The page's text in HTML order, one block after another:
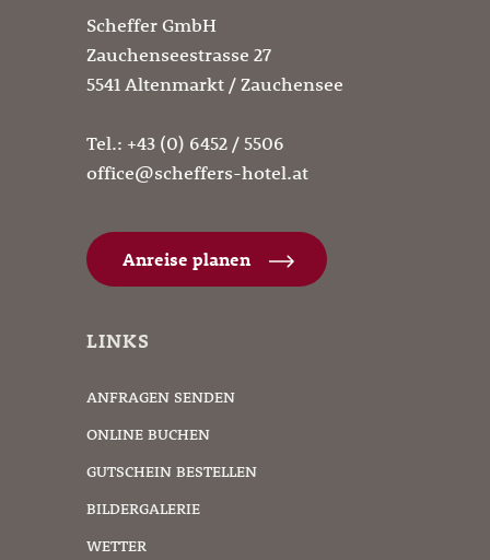
Scheffer GmbH
Zauchenseestrasse 27
5541 Altenmarkt / Zauchensee
Tel.: +43 (0) 6452 / 5506
office@scheffers-hotel.at
LINKS
ANFRAGEN SENDEN
ONLINE BUCHEN
GUTSCHEIN BESTELLEN
BILDERGALERIE
WETTER
Anreise planen